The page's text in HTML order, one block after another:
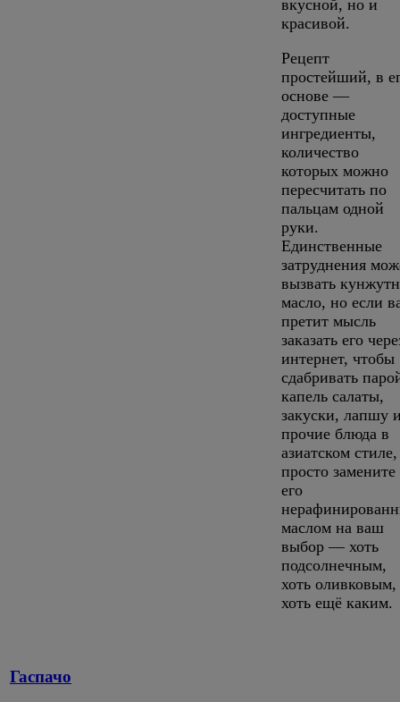
вкусной, но и
красивой.
Рецепт
простейший, в
основе —
доступные
ингредиенты,
количество
которых можно
пересчитать по
пальцам одной
руки.
Единственные
затруднения
вызвать
масло, но если
претит мысль
заказать его
интернет, чтобы
сдабривать
капель салаты,
закуски, лапшу
прочие блюда в
азиатском стиле,
просто замените
его
маслом на ваш
выбор — хоть
подсолнечным,
хоть оливковым,
хоть ещё каким.
Гаспачо